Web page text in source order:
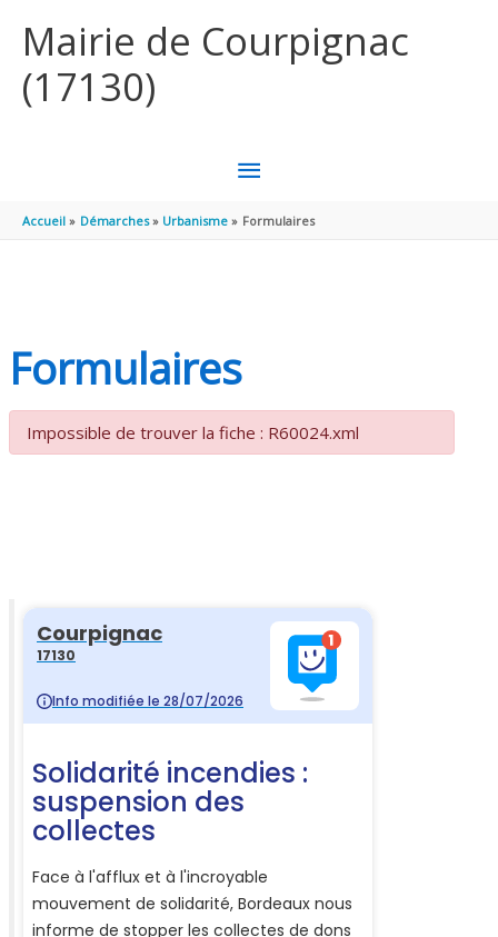
Mairie de Courpignac
(17130)
MENU
PRINCIPAL
Accueil Démarches Urbanisme Formulaires
Formulaires
Impossible de trouver la fiche : R60024.xml